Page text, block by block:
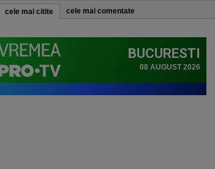
cele mai citite cele mai comentate